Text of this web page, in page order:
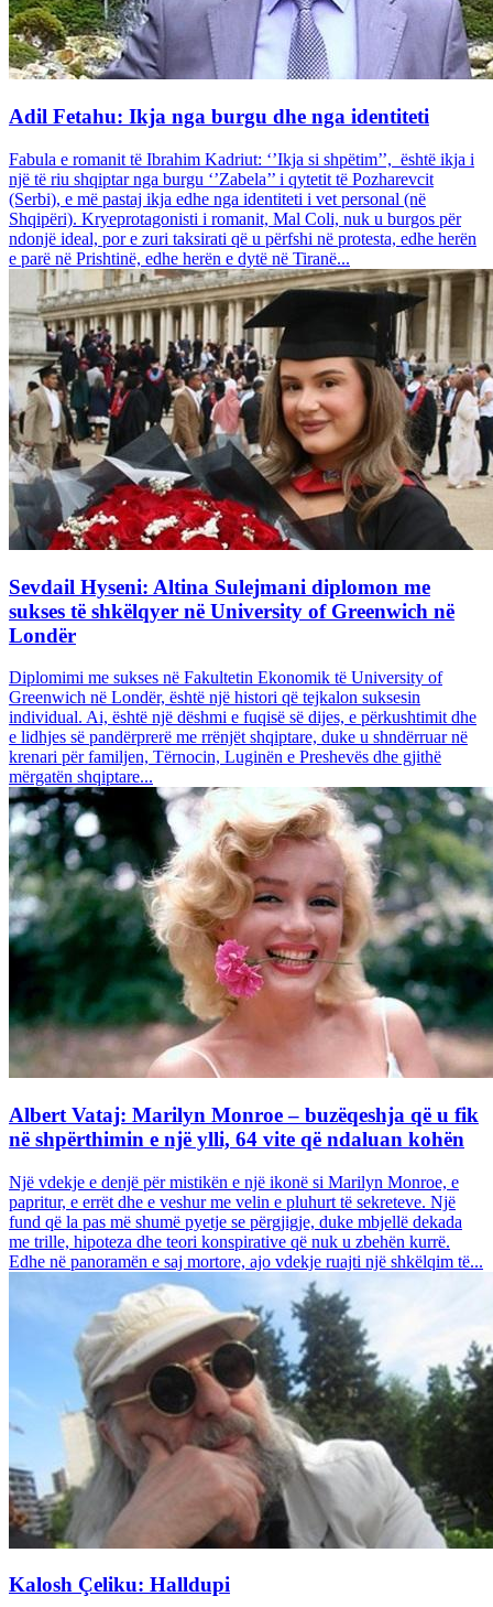
Adil Fetahu: Ikja nga burgu dhe nga identiteti
Fabula e romanit të Ibrahim Kadriut: ‘’Ikja si shpëtim’’, është ikja i
një të riu shqiptar nga burgu ‘’Zabela’’ i qytetit të Pozharevcit
(Serbi), e më pastaj ikja edhe nga identiteti i vet personal (në
Shqipëri). Kryeprotagonisti i romanit, Mal Coli, nuk u burgos për
ndonjë ideal, por e zuri taksirati që u përfshi në protesta, edhe herën
e parë në Prishtinë, edhe herën e dytë në Tiranë...
Sevdail Hyseni: Altina Sulejmani diplomon me
sukses të shkëlqyer në University of Greenwich në
Londër
Diplomimi me sukses në Fakultetin Ekonomik të University of
Greenwich në Londër, është një histori që tejkalon suksesin
individual. Ai, është një dëshmi e fuqisë së dijes, e përkushtimit dhe
e lidhjes së pandërprerë me rrënjët shqiptare, duke u shndërruar në
krenari për familjen, Tërnocin, Luginën e Preshevës dhe gjithë
mërgatën shqiptare...
Albert Vataj: Marilyn Monroe – buzëqeshja që u fik
në shpërthimin e një ylli, 64 vite që ndaluan kohën
Një vdekje e denjë për mistikën e një ikonë si Marilyn Monroe, e
papritur, e errët dhe e veshur me velin e pluhurt të sekreteve. Një
fund që la pas më shumë pyetje se përgjigje, duke mbjellë dekada
me trille, hipoteza dhe teori konspirative që nuk u zbehën kurrë.
Edhe në panoramën e saj mortore, ajo vdekje ruajti një shkëlqim të...
Kalosh Çeliku: Halldupi